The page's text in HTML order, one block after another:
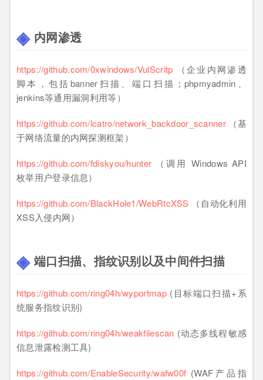
内网渗透
https://github.com/0xwindows/VulScritp （企业内网渗透
脚本，包括banner扫描、端口扫描；phpmyadmin、
jenkins等通用漏洞利用等）
https://github.com/lcatro/network_backdoor_scanner （基
于网络流量的内网探测框架）
https://github.com/fdiskyou/hunter （调用 Windows API
枚举用户登录信息）
https://github.com/BlackHole1/WebRtcXSS （自动化利用
XSS入侵内网）
端口扫描、指纹识别以及中间件扫描
https://github.com/ring04h/wyportmap(目标端口扫描+系
统服务指纹识别)
https://github.com/ring04h/weakfilescan (动态多线程敏感
信息泄露检测工具)
https://github.com/EnableSecurity/wafw00f (WAF产品指